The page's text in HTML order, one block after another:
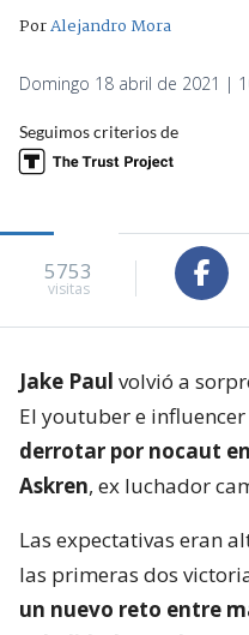
PorAlejandro Mora
Domingo 18 abril de 2021 |
Seguimos criterios de
5753
visitas
Jake Paul volvió a
El youtuber e
derrotar por nocaut
Askren, ex luchador
Las expectativas eran
las primeras dos
un nuevo reto entre